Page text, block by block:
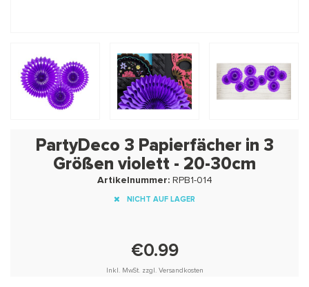
PartyDeco 3 Papierfächer in 3
Größen violett - 20-30cm
Artikelnummer:RPB1-014
NICHT AUF LAGER
€0.99
Inkl. MwSt. zzgl. Versandkosten